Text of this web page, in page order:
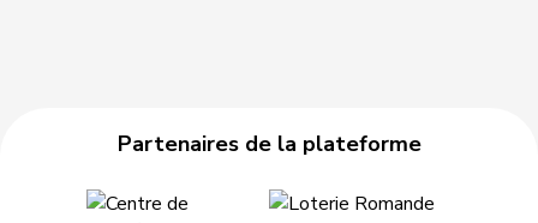
Partenaires de la plateforme